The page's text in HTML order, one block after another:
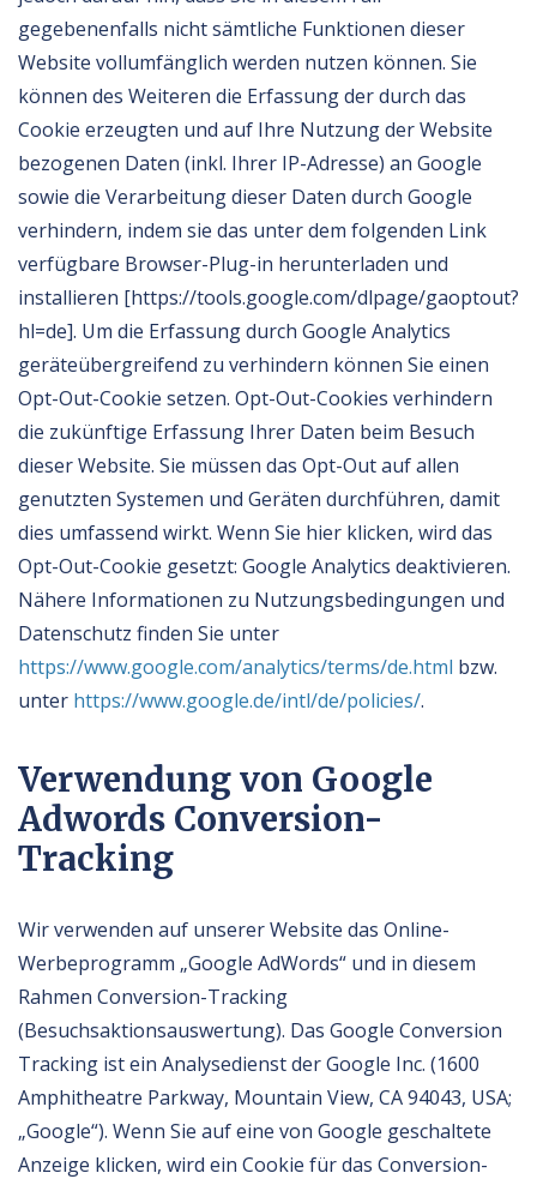
gegebenenfalls nicht sämtliche Funktionen dieser
Website vollumfänglich werden nutzen können. Sie
können des Weiteren die Erfassung der durch das
Cookie erzeugten und auf Ihre Nutzung der Website
bezogenen Daten (inkl. Ihrer IP-Adresse) an Google
sowie die Verarbeitung dieser Daten durch Google
verhindern, indem sie das unter dem folgenden Link
verfügbare Browser-Plug-in herunterladen und
installieren [https://tools.google.com/dlpage/gaoptout?
hl=de]. Um die Erfassung durch Google Analytics
geräteübergreifend zu verhindern können Sie einen
Opt-Out-Cookie setzen. Opt-Out-Cookies verhindern
die zukünftige Erfassung Ihrer Daten beim Besuch
dieser Website. Sie müssen das Opt-Out auf allen
genutzten Systemen und Geräten durchführen, damit
dies umfassend wirkt. Wenn Sie hier klicken, wird das
Opt-Out-Cookie gesetzt: Google Analytics deaktivieren.
Nähere Informationen zu Nutzungsbedingungen und
Datenschutz finden Sie unter
https://www.google.com/analytics/terms/de.html bzw.
unter https://www.google.de/intl/de/policies/.
Verwendung von Google
Adwords Conversion-
Tracking
Wir verwenden auf unserer Website das Online-
Werbeprogramm „Google AdWords“ und in diesem
Rahmen Conversion-Tracking
(Besuchsaktionsauswertung). Das Google Conversion
Tracking ist ein Analysedienst der Google Inc. (1600
Amphitheatre Parkway, Mountain View, CA 94043, USA;
„Google“). Wenn Sie auf eine von Google geschaltete
Anzeige klicken, wird ein Cookie für das Conversion-